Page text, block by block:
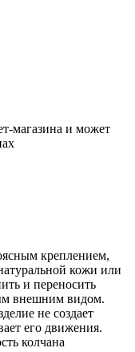
магазина и может
креплением,
кожи или
и переносить
внешним видом.
не создает
его движения.
колчана